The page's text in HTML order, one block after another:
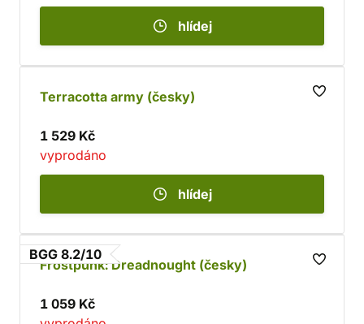
hlídej
Terracotta army (česky)
1 529 Kč
vyprodáno
hlídej
BGG 8.2/10
Frostpunk: Dreadnought (česky)
1 059 Kč